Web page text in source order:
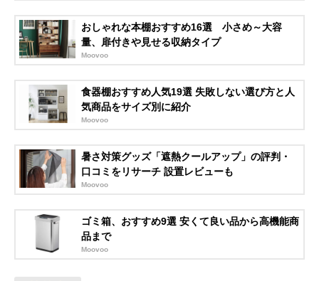
おしゃれな本棚おすすめ16選 小さめ～大容
量、扉付きや見せる収納タイプ
Moovoo
食器棚おすすめ人気19選 失敗しない選び方と人
気商品をサイズ別に紹介
Moovoo
暑さ対策グッズ「遮熱クールアップ」の評判・
口コミをリサーチ 設置レビューも
Moovoo
ゴミ箱、おすすめ9選 安くて良い品から高機能商
品まで
Moovoo